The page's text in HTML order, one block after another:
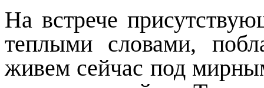
На встрече
теплыми словами,
живем сейчас под